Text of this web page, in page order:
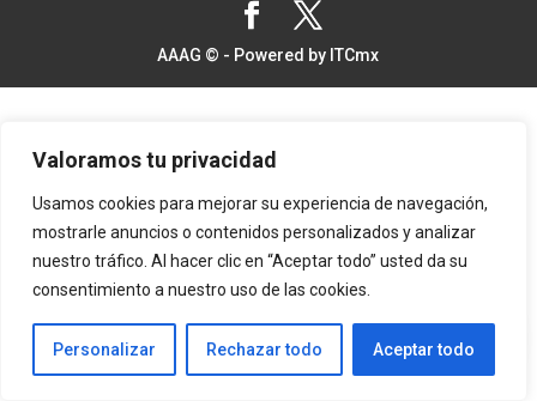
Valoramos tu privacidad
Usamos cookies para mejorar su experiencia de navegación,
mostrarle anuncios o contenidos personalizados y analizar
nuestro tráfico. Al hacer clic en “Aceptar todo” usted da su
consentimiento a nuestro uso de las cookies.
Personalizar Rechazar todo Aceptar todo
AAAG © - Powered by ITCmx